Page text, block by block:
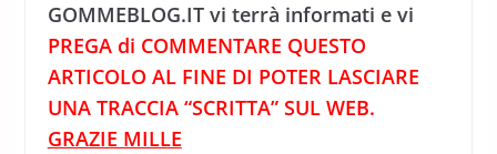
GOMMEBLOG.IT vi terrà informati e vi
PREGA di COMMENTARE QUESTO
ARTICOLO AL FINE DI POTER LASCIARE
UNA TRACCIA “SCRITTA” SUL WEB.
GRAZIE MILLE